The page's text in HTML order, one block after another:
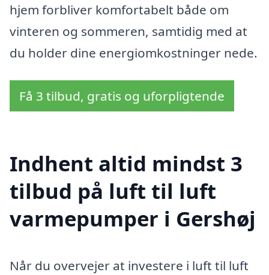
hjem forbliver komfortabelt både om
vinteren og sommeren, samtidig med at
du holder dine energiomkostninger nede.
Få 3 tilbud, gratis og uforpligtende
Indhent altid mindst 3
tilbud på luft til luft
varmepumper i Gershøj
Når du overvejer at investere i luft til luft